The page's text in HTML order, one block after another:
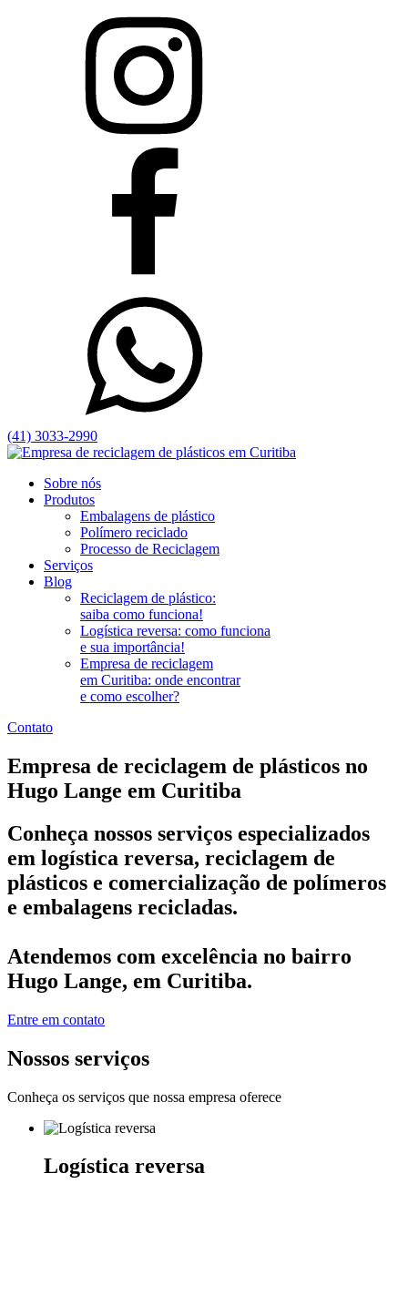
(41) 3033-2990
Sobre nós
Produtos
Embalagens de plástico
Polímero reciclado
Processo de Reciclagem
Serviços
Blog
Reciclagem de plástico:
saiba como funciona!
Logística reversa: como funciona
e sua importância!
Empresa de reciclagem
em Curitiba: onde encontrar
e como escolher?
Contato
Empresa de reciclagem de plásticos no
Hugo Lange em Curitiba
Conheça nossos serviços especializados
em logística reversa, reciclagem de
plásticos e comercialização de polímeros
e embalagens recicladas.
Atendemos com excelência no bairro
Hugo Lange, em Curitiba.
Entre em contato
Nossos serviços
Conheça os serviços que nossa empresa oferece
Logística reversa